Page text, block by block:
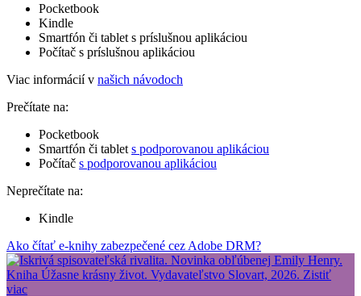
Pocketbook
Kindle
Smartfón či tablet s príslušnou aplikáciou
Počítač s príslušnou aplikáciou
Viac informácií v našich návodoch
Prečítate na:
Pocketbook
Smartfón či tablet s podporovanou aplikáciou
Počítač s podporovanou aplikáciou
Neprečítate na:
Kindle
Ako čítať e-knihy zabezpečené cez Adobe DRM?